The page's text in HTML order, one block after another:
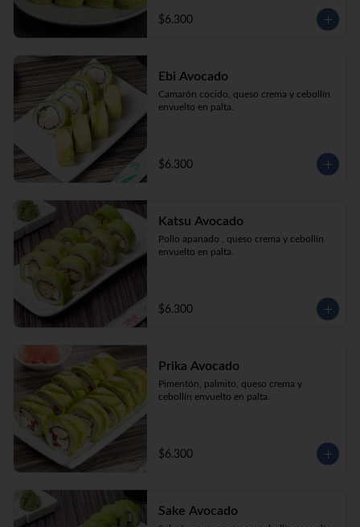
$6.300
Ebi Avocado
Camarón cocido, queso crema y cebollín
envuelto en palta.
$6.300
Katsu Avocado
Pollo apanado , queso crema y cebollín
envuelto en palta.
$6.300
Prika Avocado
Pimentón, palmito, queso crema y
cebollín envuelto en palta.
$6.300
Sake Avocado